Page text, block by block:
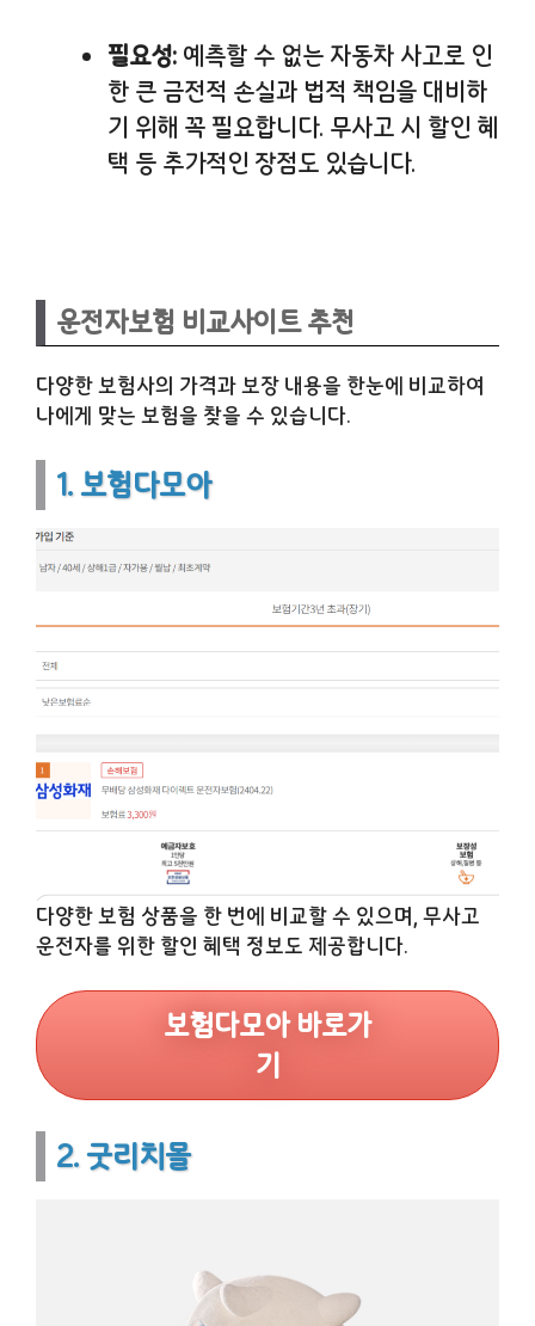
필요성: 예측할 수 없는 자동차 사고로 인
한 큰 금전적 손실과 법적 책임을 대비하
기 위해 꼭 필요합니다. 무사고 시 할인 혜
택 등 추가적인 장점도 있습니다.
운전자보험 비교사이트 추천
다양한 보험사의 가격과 보장 내용을 한눈에 비교하여
나에게 맞는 보험을 찾을 수 있습니다.
1. 보험다모아
다양한 보험 상품을 한 번에 비교할 수 있으며, 무사고
운전자를 위한 할인 혜택 정보도 제공합니다.
보험다모아 바로가
기
2. 굿리치몰